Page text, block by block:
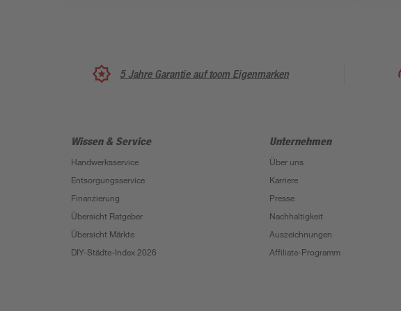
5 Jahre Garantie auf toom Eigenmarken
Wissen & Service
Handwerksservice
Entsorgungsservice
Finanzierung
Übersicht Ratgeber
Übersicht Märkte
DIY-Städte-Index 2026
Unternehmen
Über uns
Karriere
Presse
Nachhaltigkeit
Auszeichnungen
Affiliate-Programm